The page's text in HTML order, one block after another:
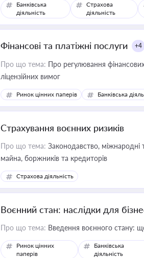
Банківська
діяльність
Страхова
діяльність
Фінансові та платіжні послуги +4
Про що тема: Про регулювання фінансових і платіжних послуг,
ліцензійних вимог
Ринок цінних паперів Банківська
Страхування воєнних ризиків
Про що тема: Законодавство, міжнародні
майна, боржників та кредиторів
Страхова діяльність
Воєнний стан: наслідки для
Про що тема: Введення воєнного стану:
Ринок цінних
паперів
Банківська
діяльність